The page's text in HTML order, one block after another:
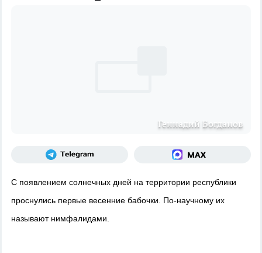
Геннадий Богданов
С появлением солнечных дней на территории республики
проснулись первые весенние бабочки. По-научному их
называют нимфалидами.